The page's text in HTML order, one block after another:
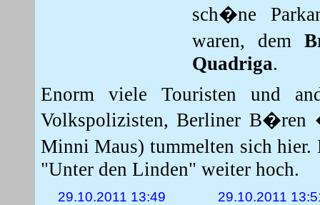
sch�ne
waren, dem
Quadriga.
Enorm viele Touristen und
Volkspolizisten, Berliner B�ren
Minni Maus) tummelten sich
"Unter den Linden" weiter hoch.
29.10.2011 13:49 29.10.2011